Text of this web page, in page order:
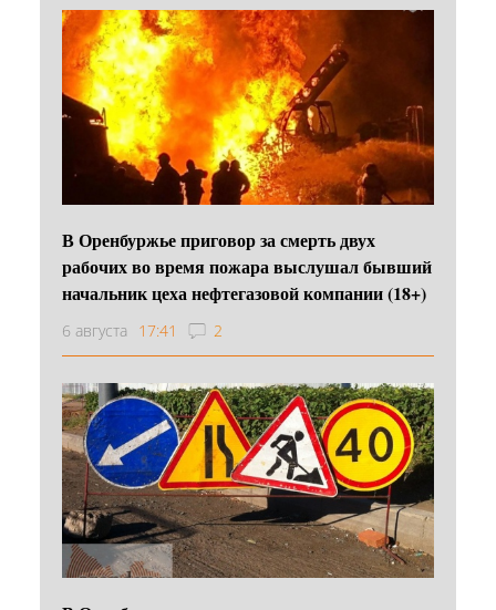
В Оренбуржье приговор за смерть двух
рабочих во время пожара выслушал бывший
начальник цеха нефтегазовой компании (18+)
6 августа 17:41 2